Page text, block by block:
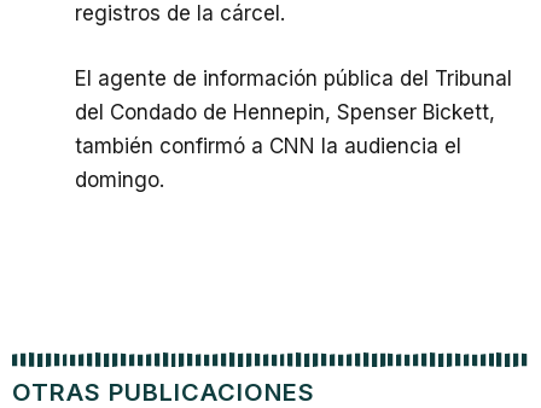
registros de la cárcel.
El agente de información pública del Tribunal
del Condado de Hennepin, Spenser Bickett,
también confirmó a CNN la audiencia el
domingo.
OTRAS PUBLICACIONES